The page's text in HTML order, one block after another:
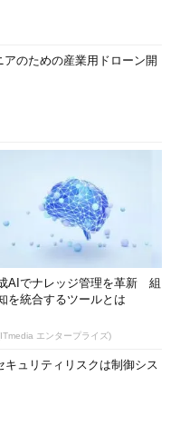
のための産業用ドローン開
AIでナレッジ管理を革新 組
を統合するツールとは
エンタープライズ)
キュリティリスクは制御シス